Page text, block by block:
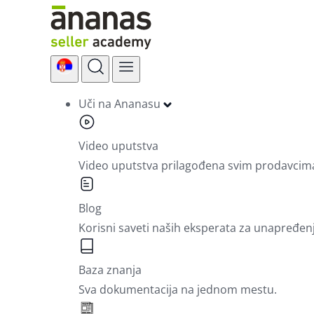
Uči na Ananasu
Video uputstva
Video uputstva prilagođena svim
Blog
Korisni saveti naših eksperata za
Baza znanja
Sva dokumentacija na jednom mestu.